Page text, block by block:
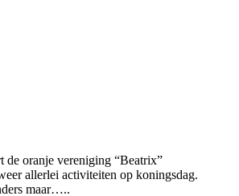
de oranje vereniging “Beatrix”
allerlei activiteiten op koningsdag.
maar…..